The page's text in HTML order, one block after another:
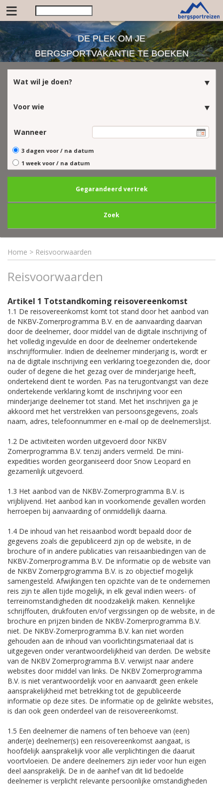
≡
DE PLEK OM JE
BERGSPORTVAKANTIE TE BOEKEN
Wat wil je doen?
Voor wie
Wanneer
3 dagen voor / na datum
1 week voor / na datum
Gegarandeerd vertrek
Zoek
Home > Reisvoorwaarden
Reisvoorwaarden
Artikel 1 Totstandkoming reisovereenkomst
1.1 De reisovereenkomst komt tot stand door het aanbod van
de NKBV-Zomerprogramma B.V. en de aanvaarding daarvan
door de deelnemer, door middel van de digitale inschrijving of
het volledig ingevulde en door de deelnemer ondertekende
inschrijfformulier. Indien de deelnemer minderjarig is, wordt er
na de digitale inschrijving een verklaring toegezonden die, door
ouder of degene die het gezag over de minderjarige heeft,
ondertekend dient te worden. Pas na terugontvangst van deze
ondertekende verklaring komt de inschrijving voor een
minderjarige deelnemer tot stand. Met het inschrijven ga je
akkoord met het verstrekken van persoonsgegevens, zoals
naam, adres, telefoonnummer en e-mail op de deelnemerslijst.
1.2 De activiteiten worden uitgevoerd door NKBV
Zomerprogramma B.V. tenzij anders vermeld. De mini-
expedities worden georganiseerd door Snow Leopard en
gezamenlijk uitgevoerd.
1.3 Het aanbod van de NKBV-Zomerprogramma B.V. is
vrijblijvend. Het aanbod kan in voorkomende gevallen worden
herroepen bij aanvaarding of onmiddellijk daarna.
1.4 De inhoud van het reisaanbod wordt bepaald door de
gegevens zoals die gepubliceerd zijn op de website, in de
brochure of in andere publicaties van reisaanbiedingen van de
NKBV-Zomerprogramma B.V. De informatie op de website van
de NKBV Zomerpgrogramma B.V. is zo objectief mogelijk
samengesteld. Afwijkingen ten opzichte van de te ondernemen
reis zijn te allen tijde mogelijk, in elk geval indien weers- of
terreinomstandigheden dit noodzakelijk maken. Kennelijke
schrijffouten, drukfouten en/of vergissingen op de website, in de
brochure en prijzen binden de NKBV-Zomerprogramma B.V.
niet. De NKBV-Zomerprogramma B.V. kan niet worden
gehouden aan de inhoud van voorlichtingsmateriaal dat is
uitgegeven onder verantwoordelijkheid van derden. De website
van de NKBV Zomerprogramma B.V. verwijst naar andere
websites door middel van links. De NKBV Zomerprogramma
B.V. is niet verantwoordelijk voor en aanvaardt geen enkele
aansprakelijkheid met betrekking tot de gepubliceerde
informatie op deze sites. De informatie op de gelinkte websites,
is dan ook geen onderdeel van de reisovereenkomst.
1.5 Een deelnemer die namens of ten behoeve van (een)
ander(e) deelnemer(s) een reisovereenkomst aangaat, is
hoofdelijk aansprakelijk voor alle verplichtingen die daaruit
voortvloeien. De andere deelnemers zijn ieder voor hun eigen
deel aansprakelijk. De in de aanhef van dit lid bedoelde
deelnemer is verplicht relevante persoonlijke omstandigheden